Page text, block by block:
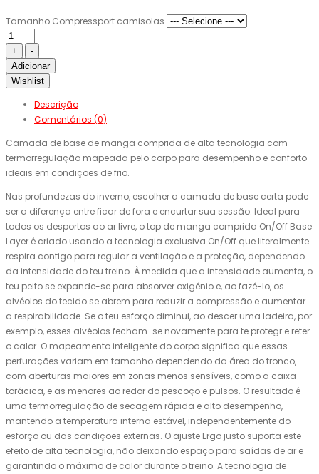
Tamanho Compressport camisolas
Adicionar
Wishlist
Descrição
Comentários (0)
Camada de base de manga comprida de alta tecnologia com
termorregulação mapeada pelo corpo para desempenho e conforto
ideais em condições de frio.
Nas profundezas do inverno, escolher a camada de base certa pode
ser a diferença entre ficar de fora e encurtar sua sessão. Ideal para
todos os desportos ao ar livre, o top de manga comprida On/Off Base
Layer é criado usando a tecnologia exclusiva On/Off que literalmente
respira contigo para regular a ventilação e a proteção, dependendo
da intensidade do teu treino. À medida que a intensidade aumenta, o
teu peito se expande-se para absorver oxigênio e, ao fazê-lo, os
alvéolos do tecido se abrem para reduzir a compressão e aumentar
a respirabilidade. Se o teu esforço diminui, ao descer uma ladeira, por
exemplo, esses alvéolos fecham-se novamente para te protegr e reter
o calor. O mapeamento inteligente do corpo significa que essas
perfurações variam em tamanho dependendo da área do tronco,
com aberturas maiores em zonas menos sensíveis, como a caixa
torácica, e as menores ao redor do pescoço e pulsos. O resultado é
uma termorregulação de secagem rápida e alto desempenho,
mantendo a temperatura interna estável, independentemente do
esforço ou das condições externas. O ajuste Ergo justo suporta este
efeito de alta tecnologia, não deixando espaço para saídas de ar e
garantindo o máximo de calor durante o treino. A tecnologia de